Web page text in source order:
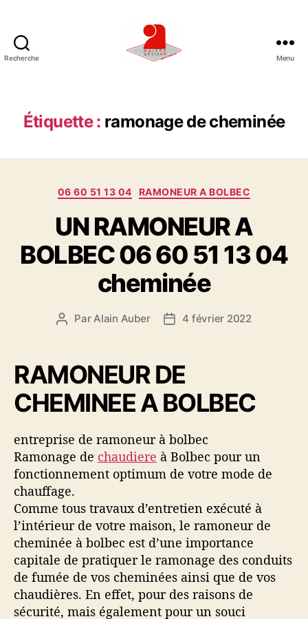
Recherche
E
N
R
P
I
S
E
D
E
R
M
A
G
E
E
H
A
V
E
Menu
Étiquette : ramonage de cheminée
C
t
é
g
o
r
06 60 51 13 04 RAMONEUR A BOLBEC
UN RAMONEUR A
BOLBEC 06 60 51 13 04
cheminée
A
e
u
r
d
l
’
a
t
i
c
l
e
Par Alain Auber
D
e
d
e
l
a
r
t
l
e
4 février 2022
RAMONEUR DE
CHEMINEE A BOLBEC
entreprise de ramoneur à bolbec
Ramonage de chaudiere à Bolbec pour un
fonctionnement optimum de votre mode de
chauffage.
Comme tous travaux d’entretien exécuté à
l’intérieur de votre maison, le ramoneur de
cheminée à bolbec est d’une importance
capitale de pratiquer le ramonage des conduits
de fumée de vos cheminées ainsi que de vos
chaudières. En effet, pour des raisons de
sécurité, mais également pour un souci